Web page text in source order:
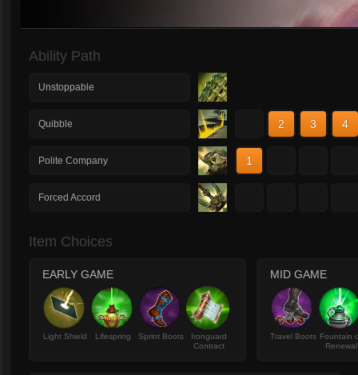
Ability Path
Unstoppable
Quibble 2 3 4
Polite Company 1
Forced Accord
Item Choices
EARLY GAME
Light Shield Lifespring Sprint Boots
Ironguard
Contract
MID GAME
Travel Boots Fountain
Renewal